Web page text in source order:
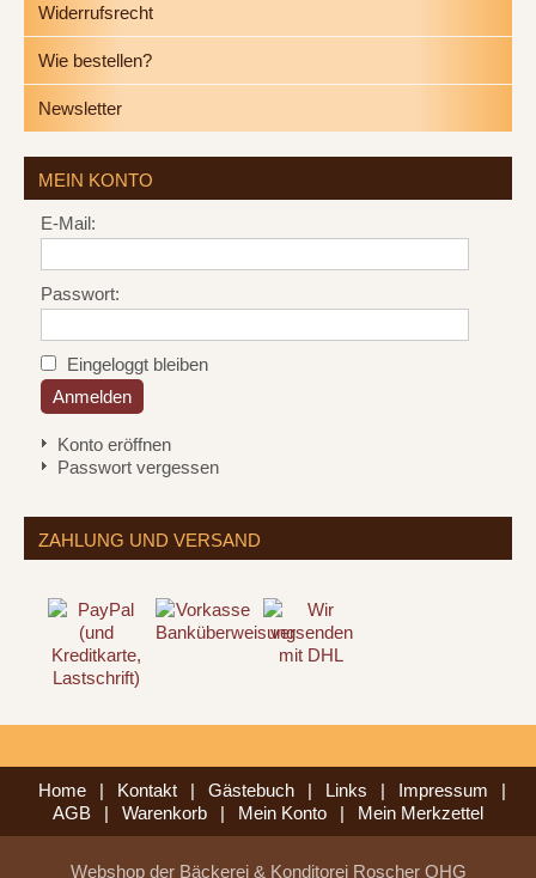
Widerrufsrecht
Wie bestellen?
Newsletter
MEIN KONTO
E-Mail:
Passwort:
Eingeloggt bleiben
Konto eröffnen
Passwort vergessen
ZAHLUNG UND VERSAND
Home | Kontakt | Gästebuch | Links | Impressum
|
AGB
| Warenkorb | Mein Konto | Mein Merkzettel
Webshop der Bäckerei & Konditorei Roscher OHG